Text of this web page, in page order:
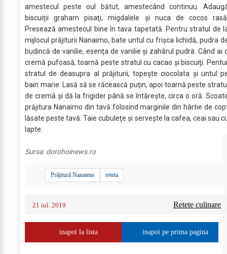
amestecul peste oul bătut, amestecând continuu.
biscuiţii graham pisaţi, migdalele şi nuca de cocos
Presează amestecul bine în tava tapetată. Pentru stratul de
mijlocul prăjiturii Nanaimo, bate untul cu frişca lichidă, pudra
budincă de vanilie, esenţa de vanilie şi zahărul pudră. Când ai
cremă pufoasă, toarnă peste stratul cu cacao şi biscuiţi.
stratul de deasupra al prăjiturii, topeşte ciocolata şi untul
bain marie. Lasă să se răcească puţin, apoi toarnă peste
de cremă şi dă la frigider până se întăreşte, circa o oră.
prăjitura Nanaimo din tavă folosind marginile din hârtie de
lăsate peste tavă. Taie cubuleţe şi serveşte la cafea, ceai sau
lapte.
Sursa:dorohoinews.ro
Prăjitură Nanaimo reteta
21 iul. 2019 Retete culinare
inapoi la lista inapoi pe prima pagina